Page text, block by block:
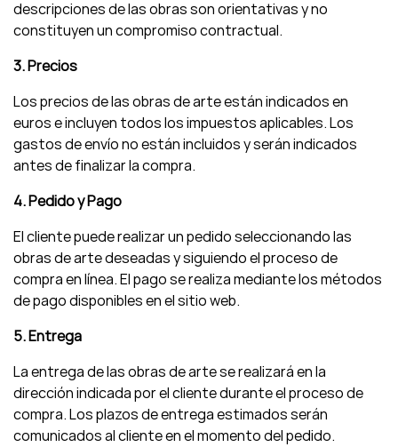
descripciones de las obras son orientativas y no
constituyen un compromiso contractual.
3. Precios
Los precios de las obras de arte están indicados en
euros e incluyen todos los impuestos aplicables. Los
gastos de envío no están incluidos y serán indicados
antes de finalizar la compra.
4. Pedido y Pago
El cliente puede realizar un pedido seleccionando las
obras de arte deseadas y siguiendo el proceso de
compra en línea. El pago se realiza mediante los métodos
de pago disponibles en el sitio web.
5. Entrega
La entrega de las obras de arte se realizará en la
dirección indicada por el cliente durante el proceso de
compra. Los plazos de entrega estimados serán
comunicados al cliente en el momento del pedido.